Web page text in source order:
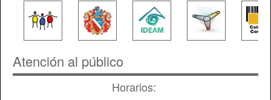
Atención al público
Horarios: